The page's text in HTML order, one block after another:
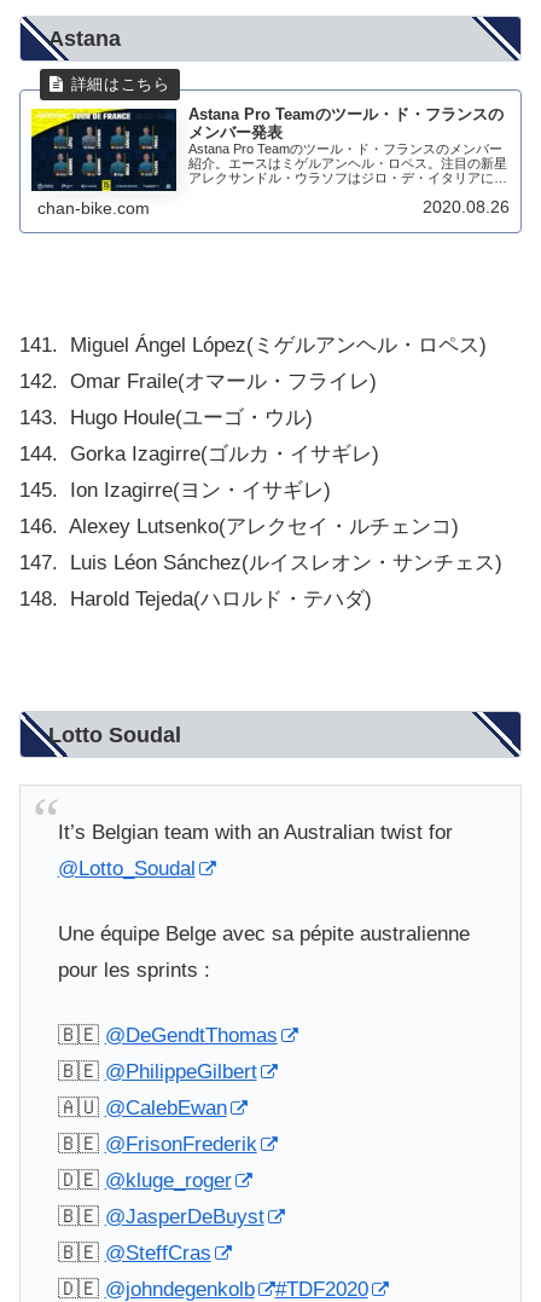
Astana
Astana Pro Teamのツール・ド・フランスの
メンバー発表
Astana Pro Teamのツール・ド・フランスのメンバー
紹介。エースはミゲルアンヘル・ロペス。注目の新星
アレクサンドル・ウラソフはジロ・デ・イタリアにヤ
スをアシストするライダーを見てみよ...
chan-bike.com 2020.08.26
141. Miguel Ángel López(ミゲルアンヘル・ロペス)
142. Omar Fraile(オマール・フライレ)
143. Hugo Houle(ユーゴ・ウル)
144. Gorka Izagirre(ゴルカ・イサギレ)
145. Ion Izagirre(ヨン・イサギレ)
146. Alexey Lutsenko(アレクセイ・ルチェンコ)
147. Luis Léon Sánchez(ルイスレオン・サンチェス)
148. Harold Tejeda(ハロルド・テハダ)
Lotto Soudal
It’s Belgian team with an Australian twist for
@Lotto_Soudal
Une équipe Belge avec sa pépite australienne
pour les sprints :
🇧🇪 @DeGendtThomas
🇧🇪 @PhilippeGilbert
🇦🇺 @CalebEwan
🇧🇪 @FrisonFrederik
🇩🇪 @kluge_roger
🇧🇪 @JasperDeBuyst
🇧🇪 @SteffCras
🇩🇪 @johndegenkolb
#TDF2020